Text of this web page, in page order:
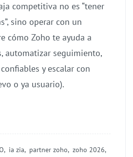
competitiva no es “tener
sino operar con un
cómo Zoho te ayuda a
automatizar seguimiento,
y escalar con
o ya usuario).
ia zia, partner zoho, zoho 2026,